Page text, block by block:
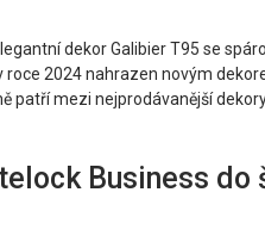
dekor Galibier T95 se
roce 2024 nahrazen novým
patří mezi nejprodávanější
Business do